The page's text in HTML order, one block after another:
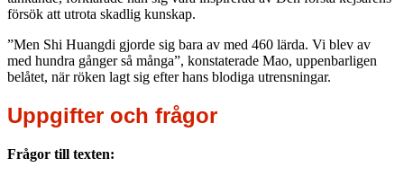
försök att utrota skadlig kunskap.
”Men Shi Huangdi gjorde sig bara av med 460 lärda. Vi blev av
med hundra gånger så många”, konstaterade Mao, uppenbarligen
belåtet, när röken lagt sig efter hans blodiga utrensningar.
Uppgifter och frågor
Frågor till texten: